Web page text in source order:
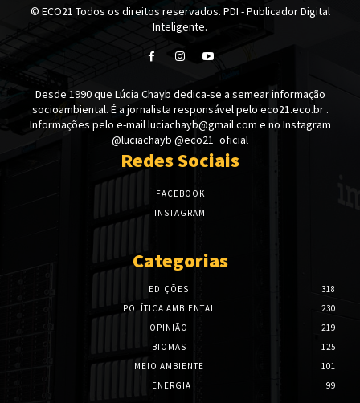
© ECO21 Todos os direitos reservados. PDI - Publicador Digital
Inteligente.
Desde 1990 que Lúcia Chayb dedica-se a semear informação
socioambiental. É a jornalista responsável pelo eco21.eco.br .
Informações pelo e-mail luciachayb@gmail.com e no Instagram
@luciachayb @eco21_oficial
Redes Sociais
FACEBOOK
INSTAGRAM
Categorias
EDIÇÕES
318
POLÍTICA AMBIENTAL
230
OPINIÃO
219
BIOMAS
125
MEIO AMBIENTE
101
ENERGIA
99